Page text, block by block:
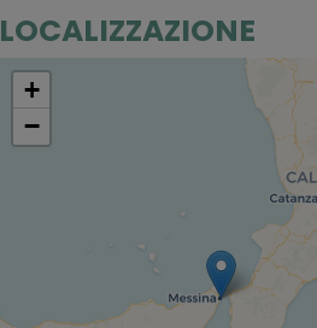
LOCALIZZAZIONE
+
−